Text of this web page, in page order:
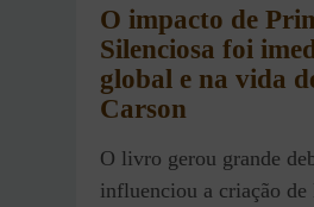
O impacto de
Silenciosa foi
global e na vida
Carson
O livro gerou grande
influenciou a criação de